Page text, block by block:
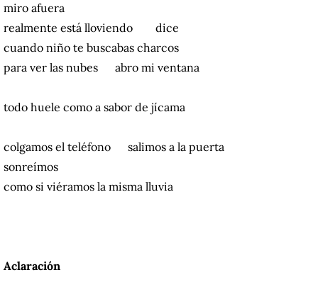
miro afuera
realmente está lloviendo dice
cuando niño te buscabas charcos
para ver las nubes abro mi ventana
todo huele como a sabor de jícama
colgamos el teléfono salimos a la puerta
sonreímos
como si viéramos la misma lluvia
Aclaración